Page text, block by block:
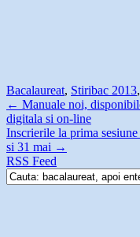
Bacalaureat, Stiribac 2013,
← Manuale noi,
digitala si on-line
Inscrierile la prima
si 31 mai →
RSS Feed